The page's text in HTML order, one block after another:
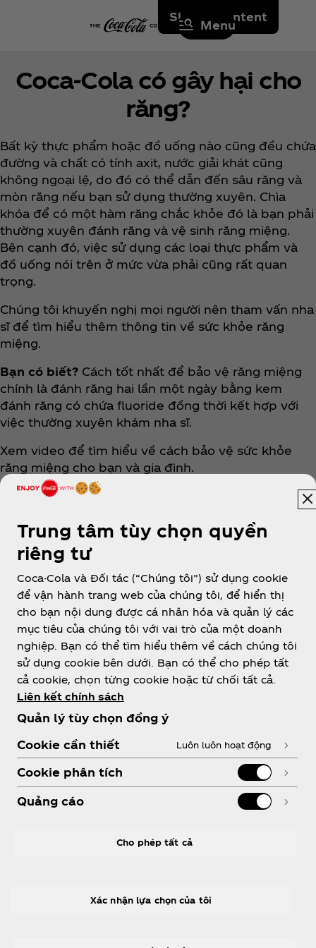
Skip to content
Menu
Coca‑Cola có gây hại cho
răng?
Bất kỳ thực phẩm hoặc đồ uống nào cũng đều chứa
đường và chất có tính axit, nước giải khát cũng
không ngoại lệ, do đó có thể dẫn đến sâu răng và
mòn răng nếu bạn sử dụng thường xuyên. Chìa
khóa để có một hàm răng chắc khỏe đó là bạn phải
thường xuyên đánh răng và vệ sinh răng miệng.
Bên cạnh đó, việc sử dụng các loại thực phẩm và
đồ uống nói trên ở mức vừa phải cũng rất quan
trọng.
Chúng tôi khuyến nghị mọi người nên tham vấn nha
sĩ để tìm hiểu thêm thông tin về sức khỏe răng
miệng.
Bạn có biết? Cách tốt nhất để bảo vệ răng miệng
chính là đánh răng hai lần một ngày bằng kem
đánh răng có chứa fluoride đồng thời kết hợp với
việc thường xuyên khám nha sĩ.
Xem video để tìm hiểu về cách bảo vệ sức khỏe
răng miệng cho bạn và gia đình.
Vietnam
Về chúng tôi
Cần trợ giúp?
Trung tâm tùy chọn quyền
riêng tư
Coca-Cola và Đối tác (“Chúng tôi”) sử dụng cookie
để vận hành trang web của chúng tôi, để hiển thị
cho bạn nội dung được cá nhân hóa và quản lý các
mục tiêu của chúng tôi với vai trò của một doanh
nghiệp. Bạn có thể tìm hiểu thêm về cách chúng tôi
sử dụng cookie bên dưới. Bạn có thể cho phép tất
cả cookie, chọn từng cookie hoặc từ chối tất cả.
Liên kết chính sách
Quản lý tùy chọn đồng ý
Cookie cần thiết
Luôn luôn hoạt động
Cookie phân tích
Quảng cáo
Cho phép tất cả
Xác nhận lựa chọn của tôi